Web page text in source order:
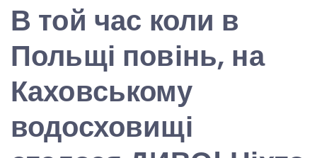
В той час коли в
Польщі повінь, на
Каховському
водосховищі